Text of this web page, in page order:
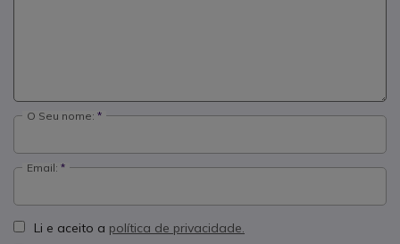
O Seu nome:
Email:
Li e aceito a política de privacidade.